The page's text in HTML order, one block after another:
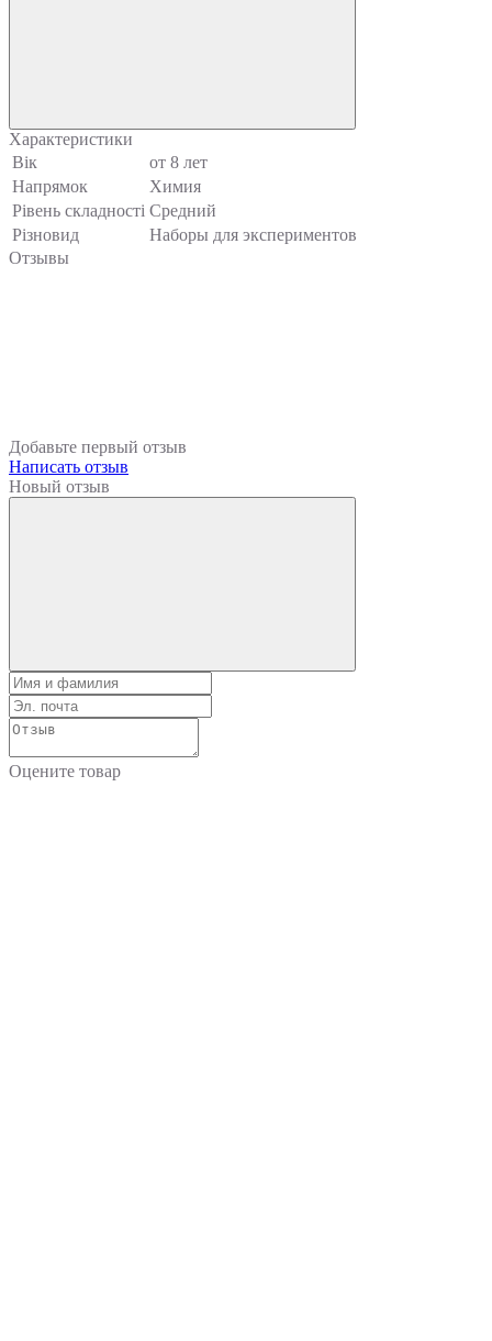
Характеристики
Вік
от 8 лет
Напрямок
Химия
Рівень складності Средний
Різновид
Наборы для экспериментов
Отзывы
Добавьте первый отзыв
Написать отзыв
Новый отзыв
Оцените товар